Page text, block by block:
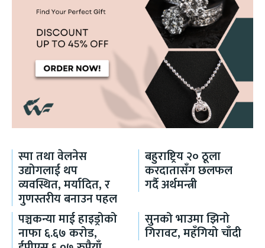
स्पा तथा वेलनेस
उद्योगलाई थप
व्यवस्थित, मर्यादित, र
गुणस्तरीय बनाउन पहल
बहुराष्ट्रिय २० ठूला
करदातासँग छलफल
गर्दै अर्थमन्त्री
पञ्चकन्या माई हाइड्रोको
नाफा ६.६७ करोड,
सुनको भाउमा झिनो
गिरावट, महँगियो चाँदी